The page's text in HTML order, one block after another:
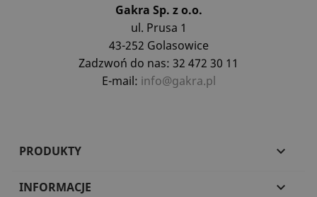
Gakra Sp. z o.o.
ul. Prusa 1
43-252 Golasowice
Zadzwoń do nas: 32 472 30 11
E-mail: info@gakra.pl
PRODUKTY 
INFORMACJE 